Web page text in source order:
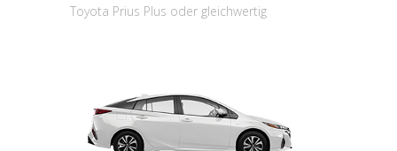
Toyota Prius Plus oder gleichwertig